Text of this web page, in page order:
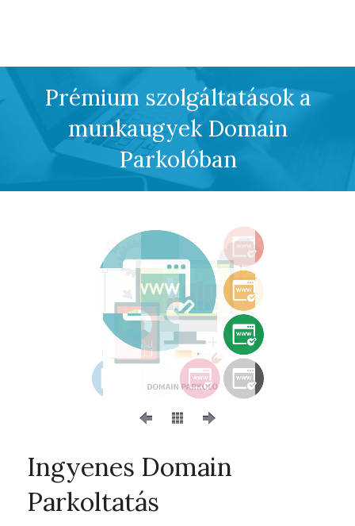
Prémium szolgáltatások a
munkaugyek Domain
Parkolóban
Ingyenes Domain
Parkoltatás